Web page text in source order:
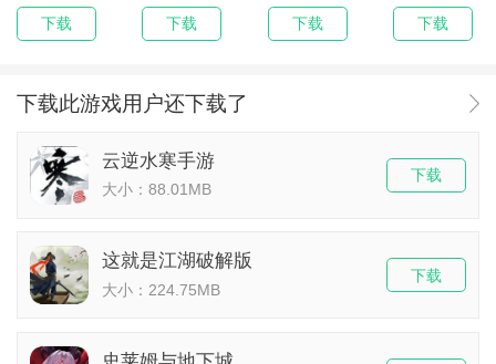
下载 下载 下载 下载
下载此游戏用户还下载了
云逆水寒手游
大小：88.01MB
下载
这就是江湖破解版
大小：224.75MB
下载